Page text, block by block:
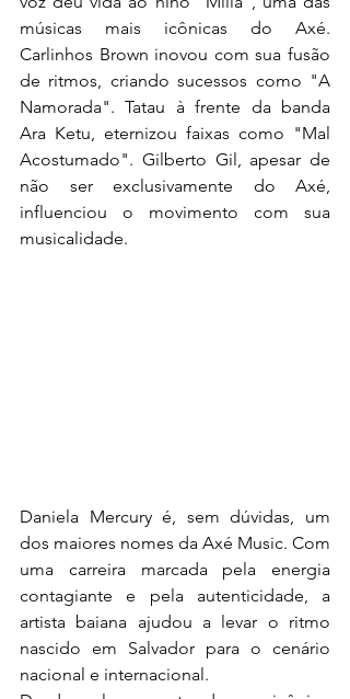
músicas mais icônicas do Axé.
Carlinhos Brown inovou com sua fusão
de ritmos, criando sucessos como "A
Namorada". Tatau à frente da banda
Ara Ketu, eternizou faixas como "Mal
Acostumado". Gilberto Gil, apesar de
não ser exclusivamente do Axé,
influenciou o movimento com sua
musicalidade.
Daniela Mercury é, sem dúvidas, um
dos maiores nomes da Axé Music. Com
uma carreira marcada pela energia
contagiante e pela autenticidade, a
artista baiana ajudou a levar o ritmo
nascido em Salvador para o cenário
nacional e internacional.